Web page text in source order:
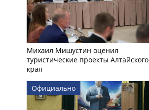
Михаил Мишустин оценил
туристические проекты Алтайского
края
Официально